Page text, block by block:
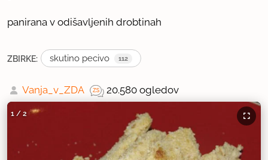
panirana v odišavljenih drobtinah
ZBIRKE: skutino pecivo 112
Vanja_v_ZDA 20.580 ogledov
1 / 2